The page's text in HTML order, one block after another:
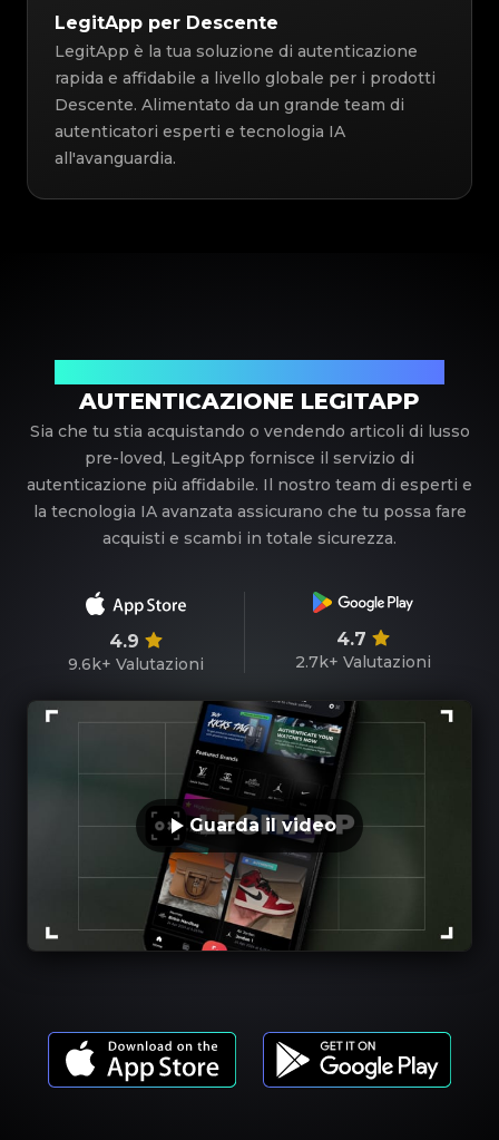
LegitApp per Descente
LegitApp è la tua soluzione di autenticazione
rapida e affidabile a livello globale per i prodotti
Descente. Alimentato da un grande team di
autenticatori esperti e tecnologia IA
all'avanguardia.
AUTENTICAZIONE LEGITAPP
Sia che tu stia acquistando o vendendo articoli di lusso
pre-loved, LegitApp fornisce il servizio di
autenticazione più affidabile. Il nostro team di esperti e
la tecnologia IA avanzata assicurano che tu possa fare
acquisti e scambi in totale sicurezza.
4.9
9.6k+ Valutazioni
4.7
2.7k+ Valutazioni
Guarda il video